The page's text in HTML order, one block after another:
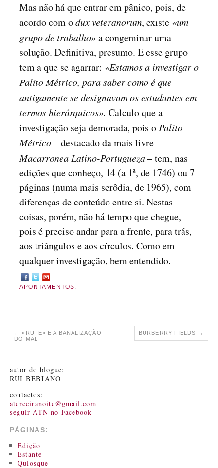
Mas não há que entrar em pânico, pois, de
acordo com odux veteranorum, existe «um
grupo de trabalho»a congeminar uma
solução. Definitiva, presumo. E esse grupo
tem a que se agarrar: «Estamos a investigar o
Palito Métrico, para saber como é que
antigamente se designavam os estudantes em
termos hierárquicos». Calculo que a
investigação seja demorada, pois o Palito
Métrico– destacado da mais livre
Macarronea Latino-Portugueza– tem, nas
edições que conheço, 14 (a 1ª, de 1746) ou 7
páginas (numa mais serôdia, de 1965), com
diferenças de conteúdo entre si. Nestas
coisas, porém, não há tempo que chegue,
pois é preciso andar para a frente, para trás,
aos triângulos e aos círculos. Como em
qualquer investigação, bem entendido.
APONTAMENTOS.
← «RUTE» E A BANALIZAÇÃO
DO MAL
BURBERRY FIELDS →
autor do blogue:
RUI BEBIANO
contactos:
aterceiranoite@gmail.com
seguir ATN no Facebook
PÁGINAS:
Edição
Estante
Quiosque